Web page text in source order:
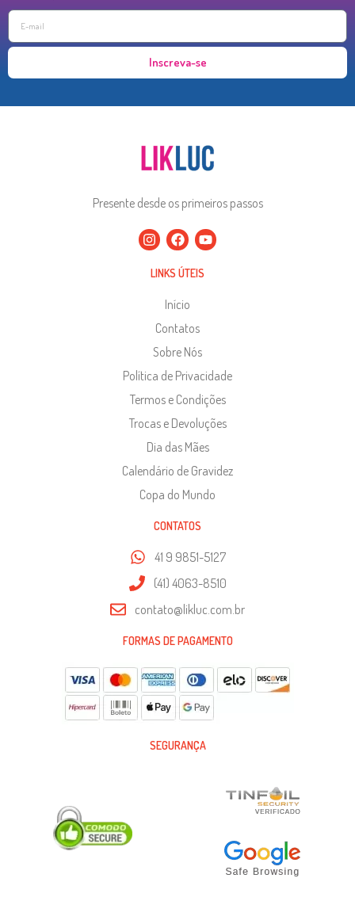
Inscreva-se
Presente desde os primeiros passos
LINKS ÚTEIS
Início
Contatos
Sobre Nós
Política de Privacidade
Termos e Condições
Trocas e Devoluções
Dia das Mães
Calendário de Gravidez
Copa do Mundo
CONTATOS
41 9 9851-5127
(41) 4063-8510
contato@likluc.com.br
FORMAS DE PAGAMENTO
SEGURANÇA